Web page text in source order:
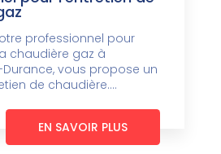
votre professionnel pour
chaudière gaz à
vous propose un
de chaudière....
EN SAVOIR PLUS